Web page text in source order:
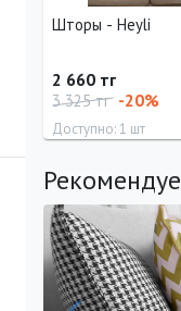
Шторы - Heyli
2 660 тг
3 325 тг -20%
Доступно: 1 шт
Длина
160 см
Ширина
37 см